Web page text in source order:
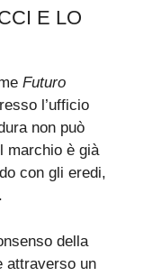
E LO
Futuro
l’ufficio
non può
marchio è già
con gli eredi,
della
attraverso un